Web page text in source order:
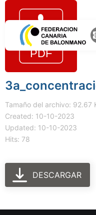
Tamaño del archivo: 92.67
Created: 10-10-2023
Updated: 10-10-2023
Hits: 78
DESCARGAR